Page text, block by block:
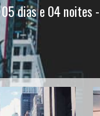
05 dias e 04 noites